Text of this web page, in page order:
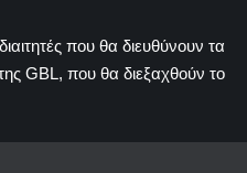
που θα διευθύνουν τα
GBL, που θα διεξαχθούν το